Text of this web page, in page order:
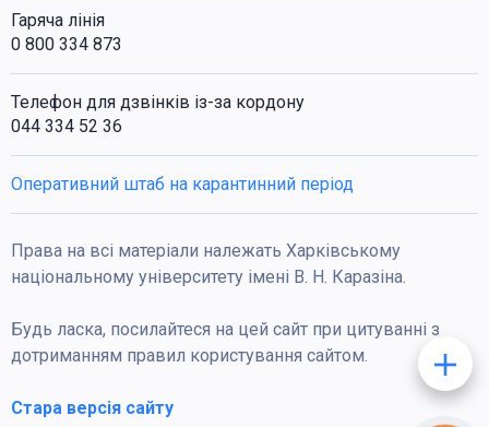
Гаряча лінія
0 800 334 873
Телефон для дзвінків із-за кордону
044 334 52 36
Оперативний штаб на карантинний період
Права на всі матеріали належать Харківському
національному університету імені В. Н. Каразіна.
Будь ласка, посилайтеся на цей сайт при цитуванні з
дотриманням правил користування сайтом.
Стара версія сайту